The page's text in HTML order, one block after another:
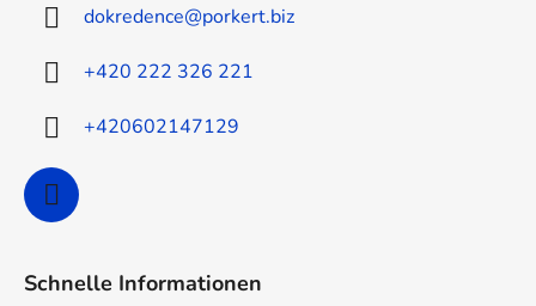
dokredence@porkert.biz
+420 222 326 221
+420602147129
Schnelle Informationen